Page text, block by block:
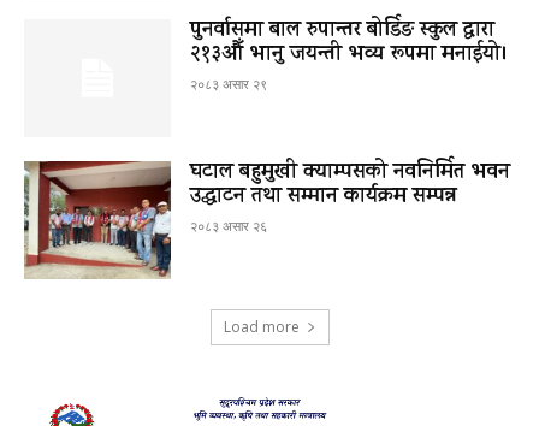
पुनर्वासमा बाल रुपान्तर बोर्डिङ स्कुल द्धारा
२१३औँ भानु जयन्ती भव्य रूपमा मनाईयो।
२०८३ असार २९
घटाल बहुमुखी क्याम्पसको नवनिर्मित भवन
उद्घाटन तथा सम्मान कार्यक्रम सम्पन्न
२०८३ असार २६
Load more